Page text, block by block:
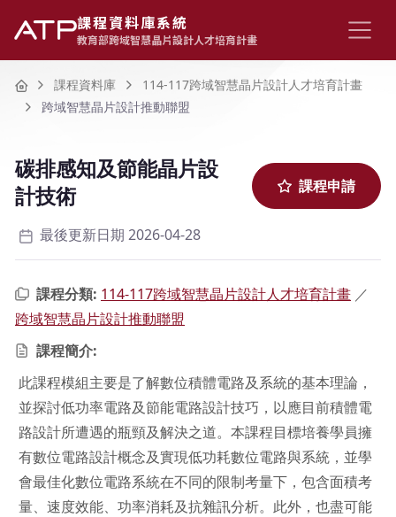
課程資料庫系統
教育部跨域智慧晶片設計人才培育計畫
Home課程資料庫
114-117跨域智慧晶片設計人才培育計畫
跨域智慧晶片設計推動聯盟
碳排感知及節能晶片設
計技術
課程申請
最後更新日期 2026-04-28
課程分類: 114-117跨域智慧晶片設計人才培育計畫 ／
跨域智慧晶片設計推動聯盟
課程簡介:
此課程模組主要是了解數位積體電路及系統的基本理論，
並探討低功率電路及節能電路設計技巧，以應目前積體電
路設計所遭遇的瓶頸及解決之道。本課程目標培養學員擁
有數位電路設計概念及實現低功耗數位電路與系統，並學
會最佳化數位電路系統在不同的限制考量下，包含面積考
量、速度效能、功率消耗及抗雜訊分析。此外，也盡可能